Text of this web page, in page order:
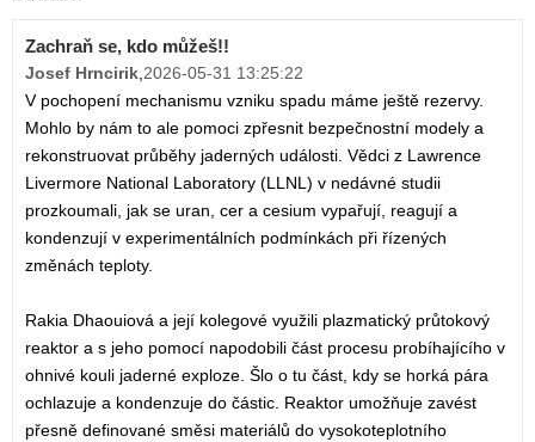
Zachraň se, kdo můžeš!!
Josef Hrncirik 2026-05-31 13:25:22
V pochopení mechanismu vzniku spadu máme ještě rezervy.
Mohlo by nám to ale pomoci zpřesnit bezpečnostní modely a
rekonstruovat průběhy jaderných události. Vědci z Lawrence
Livermore National Laboratory (LLNL) v nedávné studii
prozkoumali, jak se uran, cer a cesium vypařují, reagují a
kondenzují v experimentálních podmínkách při řízených
změnách teploty.
Rakia Dhaouiová a její kolegové využili plazmatický průtokový
reaktor a s jeho pomocí napodobili část procesu probíhajícího v
ohnivé kouli jaderné exploze. Šlo o tu část, kdy se horká pára
ochlazuje a kondenzuje do částic. Reaktor umožňuje zavést
přesně definované směsi materiálů do vysokoteplotního